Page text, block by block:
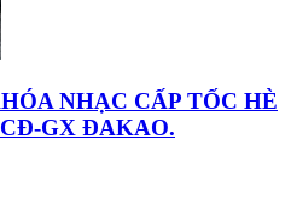
NHẠC CẤP TỐC HÈ
CĐ-GX ĐAKAO.